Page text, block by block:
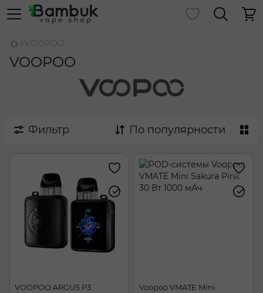
VOOPOO
VOOPOO
Фильтр По популярности
VOOPOO ARGUS P3 Voopoo VMATE Mini